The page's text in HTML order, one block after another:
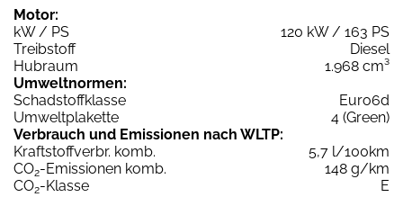
Motor:
kW / PS
120 kW / 163 PS
Treibstoff
Diesel
Hubraum
1.968 cm³
Umweltnormen:
Schadstoffklasse
Euro6d
Umweltplakette
4 (Green)
Verbrauch und Emissionen nach WLTP:
Kraftstoffverbr. komb.
5,7 l/100km
CO2-Emissionen komb.
148 g/km
CO2-Klasse
E